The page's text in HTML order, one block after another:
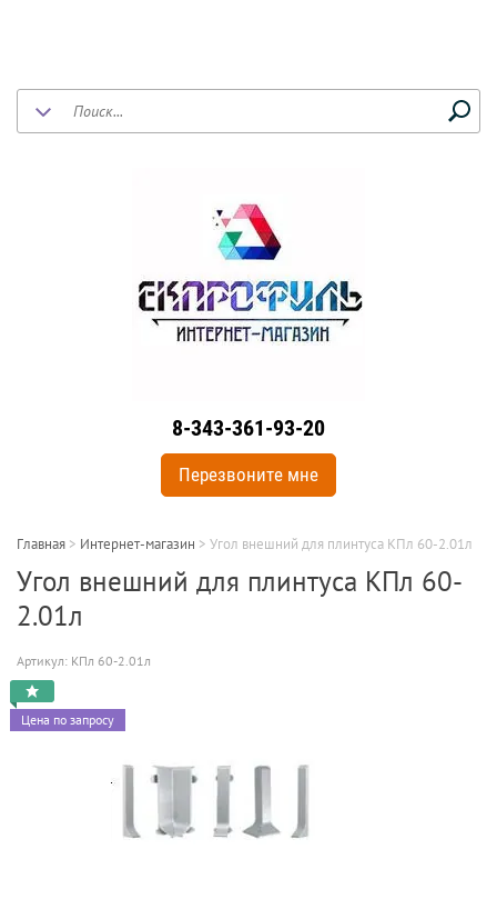
8-343-361-93-20
Перезвоните мне
Главная > Интернет-магазин > Угол внешний для плинтуса КПл 60-2.01л
Угол внешний для плинтуса КПл 60-
2.01л
Артикул: КПл 60-2.01л
Цена по запросу